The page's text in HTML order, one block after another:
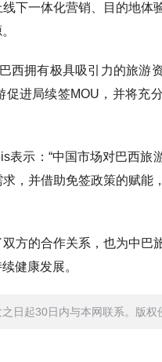
下一体化营销、目的地体
西拥有极具吸引力的旅游
进局续签MOU，并将充
表示：“中国市场对巴西旅
，并借助免签政策的赋能
方的合作关系，也为中巴
健康发展。
日起30日内与本网联系。版